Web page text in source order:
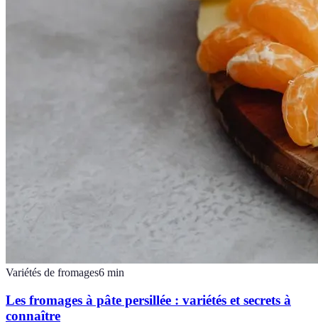
Variétés de fromages6 min
Les fromages à pâte persillée : variétés et secrets à
connaître